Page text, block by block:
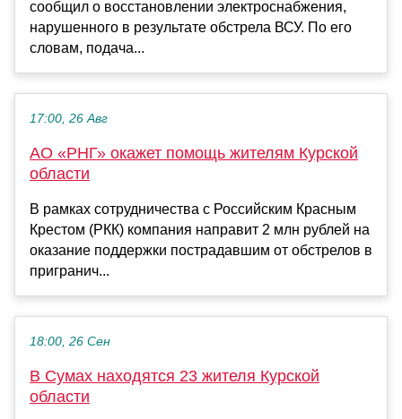
сообщил о восстановлении электроснабжения,
нарушенного в результате обстрела ВСУ. По его
словам, подача...
17:00, 26 Авг
АО «РНГ» окажет помощь жителям Курской
области
В рамках сотрудничества с Российским Красным
Крестом (РКК) компания направит 2 млн рублей на
оказание поддержки пострадавшим от обстрелов в
пригранич...
18:00, 26 Сен
В Сумах находятся 23 жителя Курской
области